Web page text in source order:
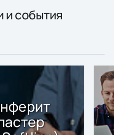
и события